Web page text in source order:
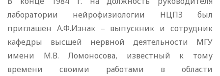
лаборатории нейрофизиологии НЦПЗ был
приглашен А.Ф.Изнак – выпускник и сотрудник
кафедры высшей нервной деятельности МГУ
имени М.В. Ломоносова, известный к тому
времени своими работами в области